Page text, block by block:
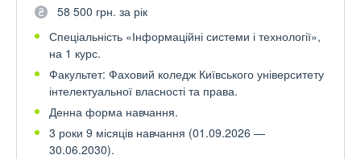
58 500 грн. за рік
Спеціальність «Інформаційні системи і технології»,
на 1 курс.
Факультет: Фаховий коледж Київського університету
інтелектуальної власності та права.
Денна форма навчання.
3 роки 9 місяців навчання (01.09.2026 —
30.06.2030).